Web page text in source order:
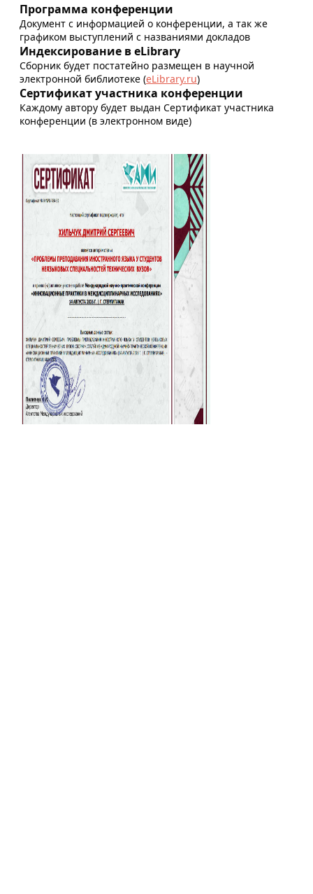
Программа конференции
Документ с информацией о конференции, а так же
графиком выступлений с названиями докладов
Индексирование в eLibrary
Сборник будет постатейно размещен в научной
электронной библиотеке (eLibrary.ru)
Сертификат участника конференции
Каждому автору будет выдан Сертификат участника
конференции (в электронном виде)